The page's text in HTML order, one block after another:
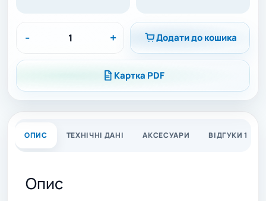
- + Додати до кошика
Картка PDF
ОПИС ТЕХНІЧНІ ДАНІ АКСЕСУАРИ ВІДГУКИ 1
Опис